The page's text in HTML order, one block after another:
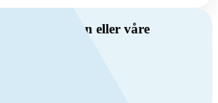
om ventilasjon eller våre